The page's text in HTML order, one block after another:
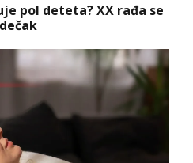
pol deteta? XX rađa se